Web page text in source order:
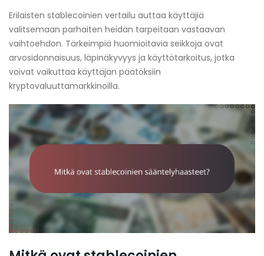
Erilaisten stablecoinien vertailu auttaa käyttäjiä
valitsemaan parhaiten heidän tarpeitaan vastaavan
vaihtoehdon. Tärkeimpiä huomioitavia seikkoja ovat
arvosidonnaisuus, läpinäkyvyys ja käyttötarkoitus, jotka
voivat vaikuttaa käyttäjän päätöksiin
kryptovaluuttamarkkinoilla.